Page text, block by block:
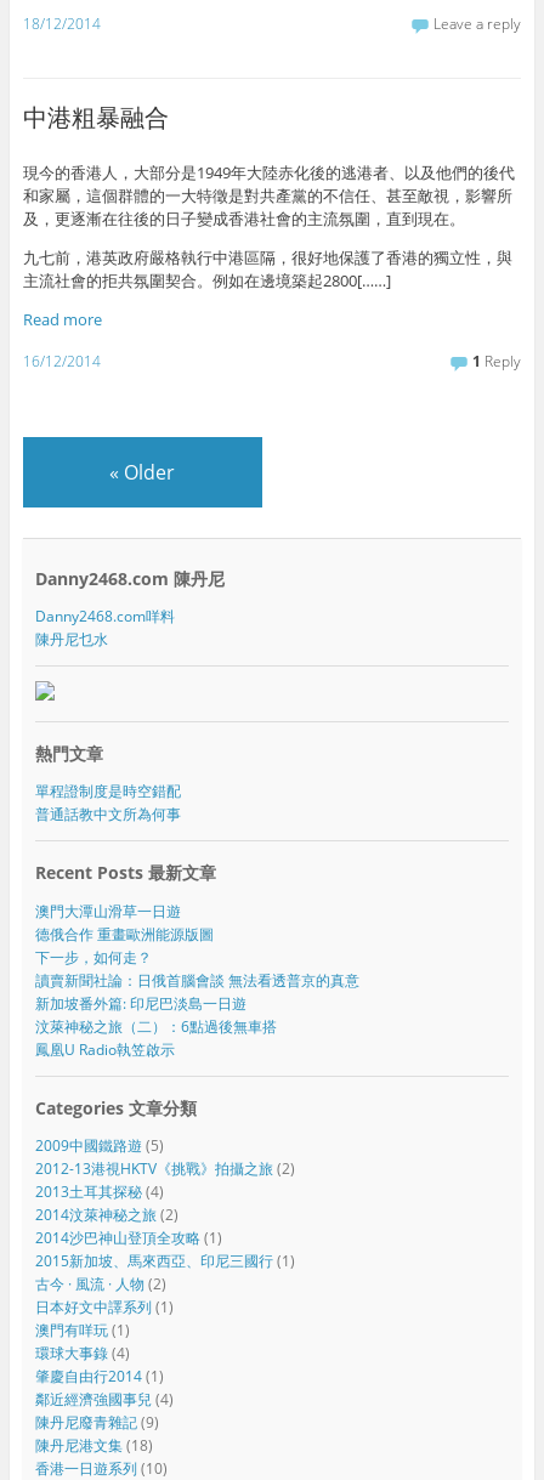
18/12/2014 Leave a reply
中港粗暴融合
現今的香港人，大部分是1949年大陸赤化後的逃港者、以及他們的後代
和家屬，這個群體的一大特徵是對共產黨的不信任、甚至敵視，影響所
及，更逐漸在往後的日子變成香港社會的主流氛圍，直到現在。
九七前，港英政府嚴格執行中港區隔，很好地保護了香港的獨立性，與
主流社會的拒共氛圍契合。例如在邊境築起2800[……]
Read more
16/12/2014 1 Reply
« Older
Danny2468.com 陳丹尼
Danny2468.com咩料
陳丹尼乜水
熱門文章
單程證制度是時空錯配
普通話教中文所為何事
Recent Posts 最新文章
澳門大潭山滑草一日遊
德俄合作 重畫歐洲能源版圖
下一步，如何走？
讀賣新聞社論：日俄首腦會談 無法看透普京的真意
新加坡番外篇: 印尼巴淡島一日遊
汶萊神秘之旅（二）：6點過後無車搭
鳳凰U Radio執笠啟示
Categories 文章分類
2009中國鐵路遊(5)
2012-13港視HKTV《挑戰》拍攝之旅 (2)
2013土耳其探秘(4)
2014汶萊神秘之旅 (2)
2014沙巴神山登頂全攻略(1)
2015新加坡、馬來西亞、印尼三國行(1)
古今 · 風流 · 人物 (2)
日本好文中譯系列(1)
澳門有咩玩(1)
環球大事錄(4)
肇慶自由行2014(1)
鄰近經濟強國事兒(4)
陳丹尼廢青雜記(9)
陳丹尼港文集(18)
香港一日遊系列(10)